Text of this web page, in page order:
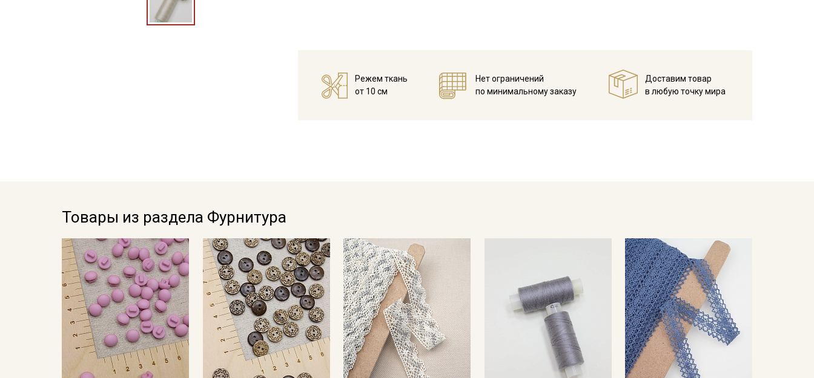
Режем ткань
от 10 см
Нет ограничений
по минимальному заказу
Доставим товар
в любую точку мира
Товары из раздела Фурнитура
Электронная почта
Подписаться
Ознакомлен(а) сПолитикой обработки персональных
данных
и даюСогласие на обработку персональных
данных